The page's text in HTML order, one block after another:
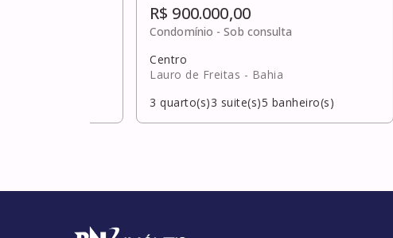
R$ 900.000,00
Condomínio -Sob consulta
Centro
Lauro de Freitas - Bahia
3 quarto(s)3 suite(s)5 banheiro(s)